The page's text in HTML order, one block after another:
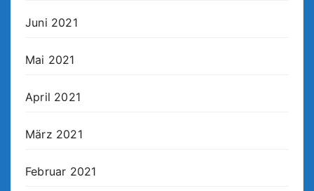
Juni 2021
Mai 2021
April 2021
März 2021
Februar 2021